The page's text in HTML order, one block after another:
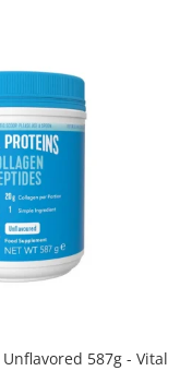
587g - Vital